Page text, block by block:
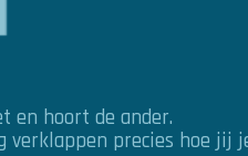
en hoort de ander.
verklappen precies hoe jij